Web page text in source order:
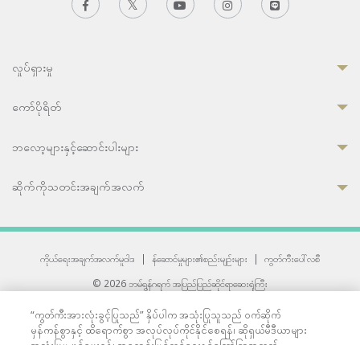
လှုပ်ရှားမှု
ကော်ပိုရိတ်
ဘလော့များနှင့်ဆောင်းပါးများ
ဆိုက်ကိုသတင်းအချက်အလက်
ကိုယ်ရေးအချက်အလက်မူဝါဒ | န်ဆောင်မှုများ၏စည်းမျဉ်းများ |
ကွတ်ကီးပေါ်လစီ
© 2026 ဘမ်ရွန်ဂရက် အပြည်ပြည်ဆိုင်ရာဆေးရုံကြီး
33 Sukhumvit 3, Wattana, Bangkok 10110 Thailand.
All rights reserved.
“ကွတ်ကီးအားလုံးခွင့်ပြုသည်” နှိပ်ပါက အသုံးပြုသူသည် ဝက်ဆိုက်
မှန်ကန်စွာနှင့် ထိရောက်စွာ အလုပ်လုပ်ကိုင်နိုင်စေရန်၊ ဆိုရှယ်မီဒီယာများ